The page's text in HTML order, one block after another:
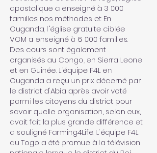
apostolique a enseigné à 3 000
familles nos méthodes et En
Ouganda, l'église gratuite ciblée
VOM a enseigné à 6 000 familles.
Des cours sont également
organisés au Congo, en Sierra Leone
et en Guinée. L'équipe F4L en
Ouganda a reçu un prix décerné par
le district d'Abia après avoir voté
parmi les citoyens du district pour
savoir quelle organisation, selon eux,
avait fait la plus grande différence et
a souligné Farming4Life. L'équipe F4L
au Togo a été promue à la télévision